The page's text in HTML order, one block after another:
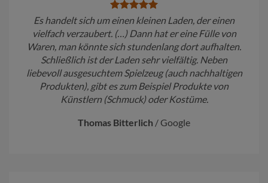
Es handelt sich um einen kleinen Laden, der einen
vielfach verzaubert. (…) Dann hat er eine Fülle von
Waren, man könnte sich stundenlang dort aufhalten.
Schließlich ist der Laden sehr vielfältig. Neben
liebevoll ausgesuchtem Spielzeug (auch nachhaltigen
Produkten), gibt es zum Beispiel Produkte von
Künstlern (Schmuck) oder Kostüme.
Thomas Bitterlich / Google